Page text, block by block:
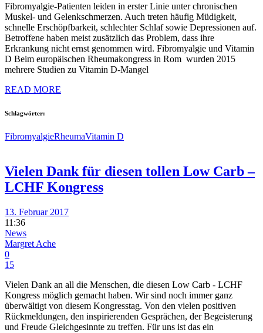
Fibromyalgie-Patienten leiden in erster Linie unter chronischen
Muskel- und Gelenkschmerzen. Auch treten häufig Müdigkeit,
schnelle Erschöpfbarkeit, schlechter Schlaf sowie Depressionen auf.
Betroffene haben meist zusätzlich das Problem, dass ihre
Erkrankung nicht ernst genommen wird. Fibromyalgie und Vitamin
D Beim europäischen Rheumakongress in Rom wurden 2015
mehrere Studien zu Vitamin D-Mangel
READ MORE
Schlagwörter:
FibromyalgieRheumaVitamin D
Vielen Dank für diesen tollen Low Carb –
LCHF Kongress
13. Februar 2017
11:36
News
Margret Ache
0
15
Vielen Dank an all die Menschen, die diesen Low Carb - LCHF
Kongress möglich gemacht haben. Wir sind noch immer ganz
überwältigt von diesem Kongresstag. Von den vielen positiven
Rückmeldungen, den inspirierenden Gesprächen, der Begeisterung
und Freude Gleichgesinnte zu treffen. Für uns ist das ein